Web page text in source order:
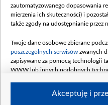
Dofinansowanie 900
Data podpisania
kwiecień 180 mln, 7
czerwca 90 mln)
Dofinansowanie 250
4 sierpnia 250 mln
zautomatyzowanego dopasowania
mierzenia ich skuteczności) i
także zgody na udostępnianie przez
Twoje dane osobowe zbierane
poszczególnych serwisów zwanych
zapisywane za pomocą technologii
WWW lub innych podobnych
Akceptuję i